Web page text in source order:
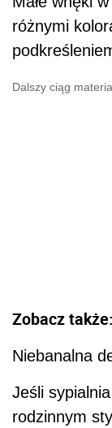
różnymi
Dalszy ciąg
Zobacz także:
Niebanalna
Jeśli
rodzinnym